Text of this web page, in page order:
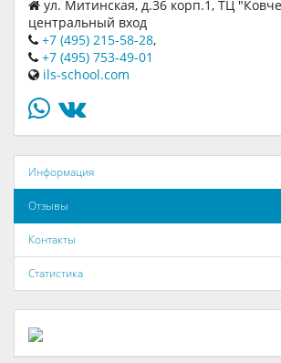
ул. Митинская, д.36 корп.1, ТЦ
центральный вход
+7 (495) 215-58-28,
+7 (495) 753-49-01
ils-school.com
Информация
Отзывы
Контакты
Статистика